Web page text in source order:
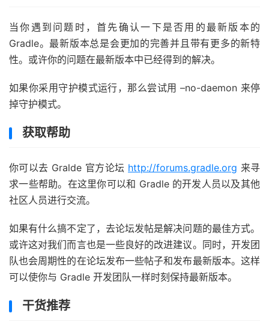
当你遇到问题时，首先确认一下是否用的最新版本的
Gradle。最新版本总是会更加的完善并且带有更多的新特
性。或许你的问题在最新版本中已经得到的解决。
如果你采用守护模式运行，那么尝试用 –no-daemon 来停
掉守护模式。
获取帮助
你可以去 Gralde 官方论坛 http://forums.gradle.org 来寻
求一些帮助。在这里你可以和 Gradle 的开发人员以及其他
社区人员进行交流。
如果有什么搞不定了，去论坛发帖是解决问题的最佳方式。
或许这对我们而言也是一些良好的改进建议。同时，开发团
队也会周期性的在论坛发布一些帖子和发布最新版本。这样
可以使你与 Gradle 开发团队一样时刻保持最新版本。
干货推荐